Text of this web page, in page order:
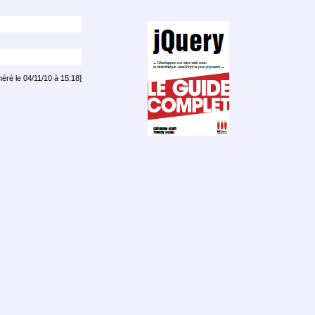
le04/11/10 à 15:18]